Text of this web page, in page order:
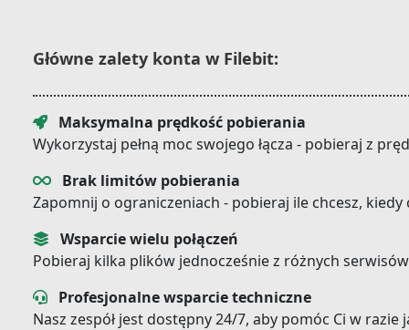
Główne zalety konta w Filebit:
Maksymalna prędkość pobierania
Wykorzystaj pełną moc swojego łącza - pobieraj z
Brak limitów pobierania
Zapomnij o ograniczeniach - pobieraj ile chcesz,
Wsparcie wielu połączeń
Pobieraj kilka plików jednocześnie z różnych
Profesjonalne wsparcie techniczne
Nasz zespół jest dostępny 24/7, aby pomóc Ci w